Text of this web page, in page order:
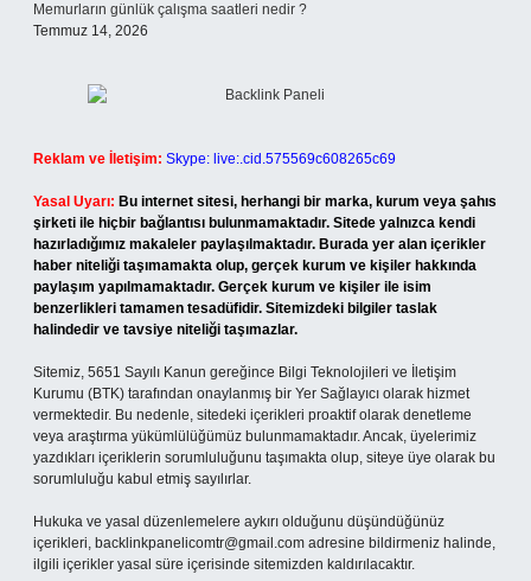
Memurların günlük çalışma saatleri nedir ?
Temmuz 14, 2026
Reklam ve İletişim: Skype: live:.cid.575569c608265c69
Yasal Uyarı: Bu internet sitesi, herhangi bir marka, kurum veya şahıs
şirketi ile hiçbir bağlantısı bulunmamaktadır. Sitede yalnızca kendi
hazırladığımız makaleler paylaşılmaktadır. Burada yer alan içerikler
haber niteliği taşımamakta olup, gerçek kurum ve kişiler hakkında
paylaşım yapılmamaktadır. Gerçek kurum ve kişiler ile isim
benzerlikleri tamamen tesadüfidir. Sitemizdeki bilgiler taslak
halindedir ve tavsiye niteliği taşımazlar.
Sitemiz, 5651 Sayılı Kanun gereğince Bilgi Teknolojileri ve İletişim
Kurumu (BTK) tarafından onaylanmış bir Yer Sağlayıcı olarak hizmet
vermektedir. Bu nedenle, sitedeki içerikleri proaktif olarak denetleme
veya araştırma yükümlülüğümüz bulunmamaktadır. Ancak, üyelerimiz
yazdıkları içeriklerin sorumluluğunu taşımakta olup, siteye üye olarak bu
sorumluluğu kabul etmiş sayılırlar.
Hukuka ve yasal düzenlemelere aykırı olduğunu düşündüğünüz
içerikleri, backlinkpanelicomtr@gmail.com adresine bildirmeniz halinde,
ilgili içerikler yasal süre içerisinde sitemizden kaldırılacaktır.